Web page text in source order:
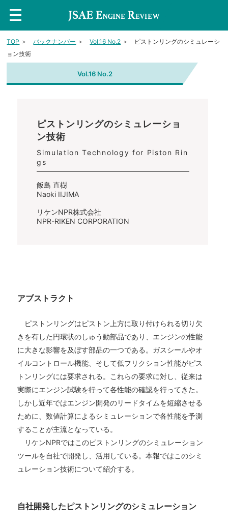
t
o
l
e
n
i
TOP ＞バックナンバー ＞Vol.16 No.2 ＞ ピストンリングのシミュレーシ
ョン技術
Vol.16 No.2
ピストンリングのシミュレーショ
ン技術
Simulation Technology for Piston Rin
gs
飯島 直樹
Naoki IIJIMA
リケンNPR株式会社
NPR-RIKEN CORPORATION
アブストラクト
ピストンリングはピストン上方に取り付けられる切り欠
きを有した円環状のしゅう動部品であり、エンジンの性能
に大きな影響を及ぼす部品の一つである。ガスシールやオ
イルコントロール機能、そして低フリクション性能がピス
トンリングには要求される。これらの要求に対し、従来は
実際にエンジン試験を行って各性能の確認を行ってきた。
しかし近年ではエンジン開発のリードタイムを短縮させる
ために、数値計算によるシミュレーションで各性能を予測
することが主流となっている。
リケンNPRではこのピストンリングのシミュレーション
ツールを自社で開発し、活用している。本報ではこのシミ
ュレーション技術について紹介する。
自社開発したピストンリングのシミュレーション